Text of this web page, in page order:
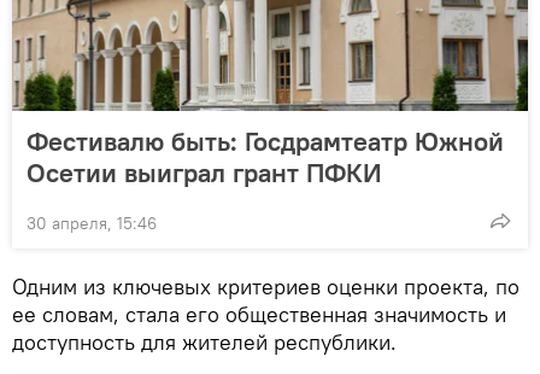
Фестивалю быть: Госдрамтеатр Южной
Осетии выиграл грант ПФКИ
30 апреля, 15:46
Одним из ключевых критериев оценки проекта, по
ее словам, стала его общественная значимость и
доступность для жителей республики.